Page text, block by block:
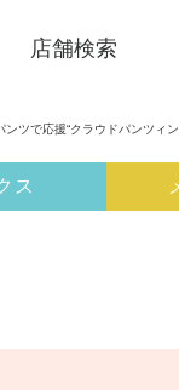
店舗検索
ツで応援“クラウドパンツィ
ス